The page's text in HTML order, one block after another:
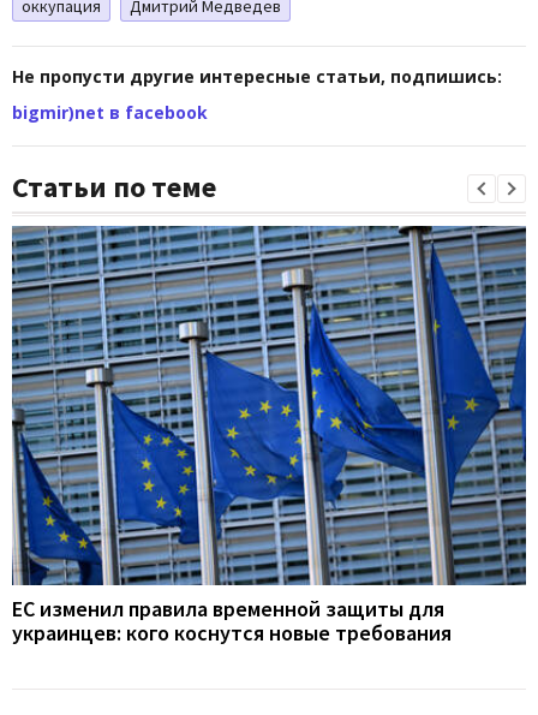
оккупация
Дмитрий Медведев
Не пропусти другие интересные статьи, подпишись:
bigmir)net в facebook
Статьи по теме
ЕС изменил правила временной защиты для
украинцев: кого коснутся новые требования